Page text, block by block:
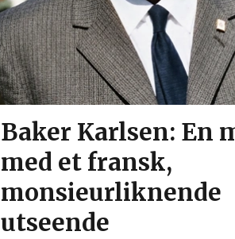
Baker Karlsen: En
med et fransk,
monsieurliknende
utseende